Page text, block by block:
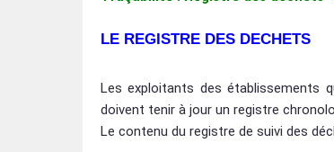
LE REGISTRE DES DECHETS
Les exploitants des établissements
doivent tenir à jour un registre
Le contenu du registre de suivi des